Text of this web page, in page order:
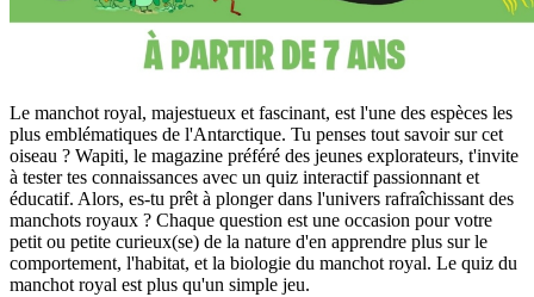
Le manchot royal, majestueux et fascinant, est l'une des espèces les
plus emblématiques de l'Antarctique. Tu penses tout savoir sur cet
oiseau ? Wapiti, le magazine préféré des jeunes explorateurs, t'invite
à tester tes connaissances avec un quiz interactif passionnant et
éducatif. Alors, es-tu prêt à plonger dans l'univers rafraîchissant des
manchots royaux ? Chaque question est une occasion pour votre
petit ou petite curieux(se) de la nature d'en apprendre plus sur le
comportement, l'habitat, et la biologie du manchot royal. Le quiz du
manchot royal est plus qu'un simple jeu.